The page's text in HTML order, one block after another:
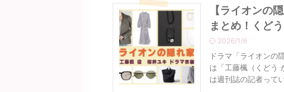
【ライオンの
まとめ！くど
2026/1/6
ドラマ「ライオンの
は「工藤楓（くどう
は週刊誌の記者っ